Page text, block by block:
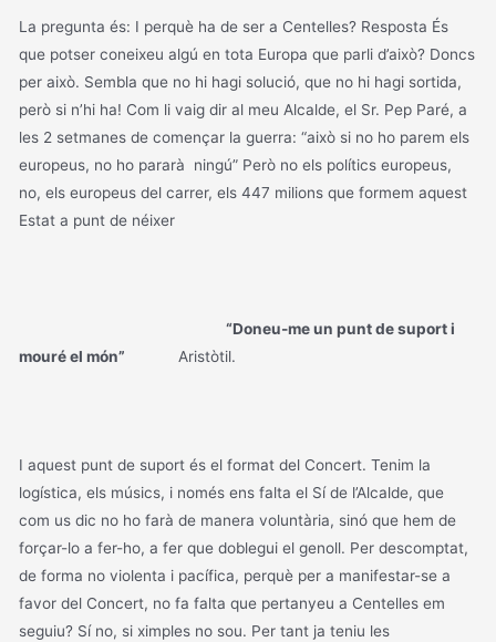
La pregunta és: I perquè ha de ser a Centelles? Resposta És
que potser coneixeu algú en tota Europa que parli d’això? Doncs
per això. Sembla que no hi hagi solució, que no hi hagi sortida,
però si n’hi ha! Com li vaig dir al meu Alcalde, el Sr. Pep Paré, a
les 2 setmanes de començar la guerra: “això si no ho parem els
europeus, no ho pararà ningú” Però no els polítics europeus,
no, els europeus del carrer, els 447 milions que formem aquest
Estat a punt de néixer
“Doneu-me un punt de suport i
mouré el món” Aristòtil.
I aquest punt de suport és el format del Concert. Tenim la
logística, els músics, i només ens falta el Sí de l’Alcalde, que
com us dic no ho farà de manera voluntària, sinó que hem de
forçar-lo a fer-ho, a fer que doblegui el genoll. Per descomptat,
de forma no violenta i pacífica, perquè per a manifestar-se a
favor del Concert, no fa falta que pertanyeu a Centelles em
seguiu? Sí no, si ximples no sou. Per tant ja teniu les